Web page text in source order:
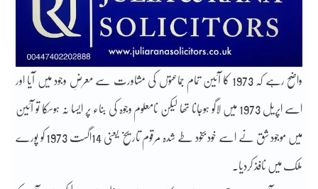
واضح رہے کہ 1973 کا آئین تمام جماعتوں کی مشاورت سے معرضِ وجود میں آیا اور
اسے اپریل 1973 میں لاگو ہوجانا تھا لیکن نامعلوم وجوہ کی بناء پر ایسا نہ ہوسکا تو آئین
میں موجود شق نے اسے خود بخود طے شدہ مرقوم تاریخ یعنی 14اگست 1973 کو پورے
ملک میں نافذ کردیا۔